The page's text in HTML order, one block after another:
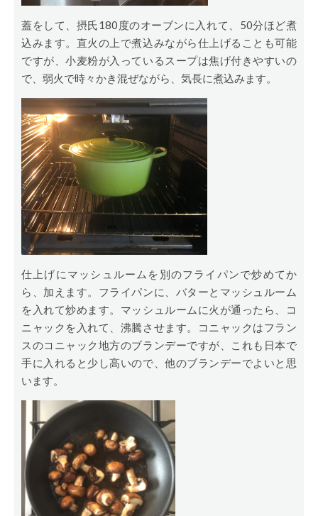
蓋をして、摂氏180度のオーブンに入れて、50分ほど煮
込みます。直火の上で煮込みながら仕上げることも可能
ですが、小麦粉が入っているスープは焦げ付きやすいの
で、弱火で時々かき混ぜながら、気長に煮込みます。
仕上げにマッシュルームを別のフライパンで炒めてか
ら、加えます。フライパンに、バターとマッシュルーム
を入れて炒めます。マッシュルームに火が通ったら、コ
ニャックを入れて、沸騰させます。コニャックはフラン
スのコニャック地方のブランデーですが、これも日本で
手に入れると少し高いので、他のブランデーでよいと思
います。